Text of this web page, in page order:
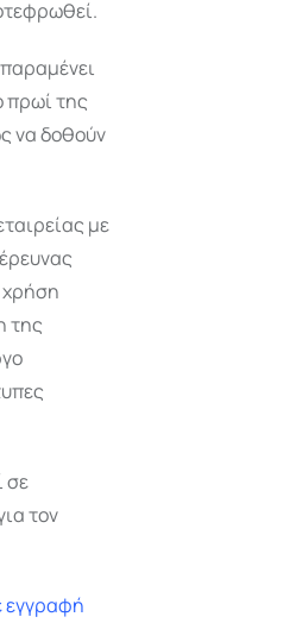
πρωί της
να δοθούν
με
χρήση
της
σε
τον
εγγραφή